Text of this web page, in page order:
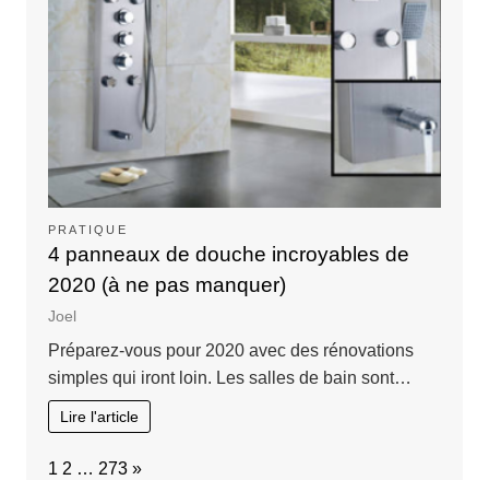
PRATIQUE
4 panneaux de douche incroyables de
2020 (à ne pas manquer)
Joel
Préparez-vous pour 2020 avec des rénovations
simples qui iront loin. Les salles de bain sont…
Lire l'article
Page:
1 2 … 273 Next
»